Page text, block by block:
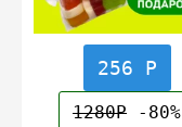
256 Р
1280Р -80%